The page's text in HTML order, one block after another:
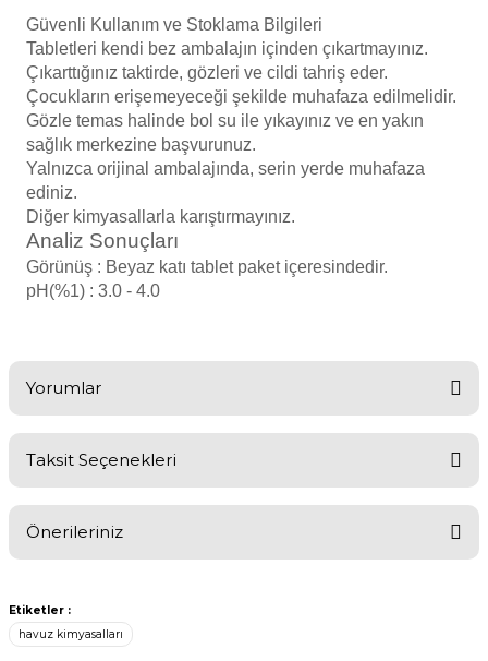
Havuz
Kapağı
Havuz Pompa
Jakuzi Sauna
Kartuş Filtreler
Kuvars Cam
Güvenli Kullanım ve Stoklama Bilgileri
Tabletleri kendi bez ambalajın içinden çıkartmayınız.
Çıkarttığınız taktirde, gözleri ve cildi tahriş eder.
Çocukların erişemeyeceği şekilde muhafaza edilmelidir.
Gözle temas halinde bol su ile yıkayınız ve en yakın
sağlık merkezine başvurunuz.
Yalnızca orijinal ambalajında, serin yerde muhafaza
ediniz.
Diğer kimyasallarla karıştırmayınız.
Analiz Sonuçları
Görünüş : Beyaz katı tablet paket içeresindedir.
pH(%1) : 3.0 - 4.0
Yorumlar
İstanbulda oturuyorum pazartesi günü sipariş verdim
kullandıktan sonra etkisini paylaşacağım
G... A... | 20/01/2021
Taksit Seçenekleri
Önerileriniz
konularda yetersiz gördüğünüz noktaları öneri formunu kullanarak
tarafımıza iletebilirsiniz.
Görüş ve önerileriniz için teşekkür ederiz.
Etiketler :
havuz kimyasalları